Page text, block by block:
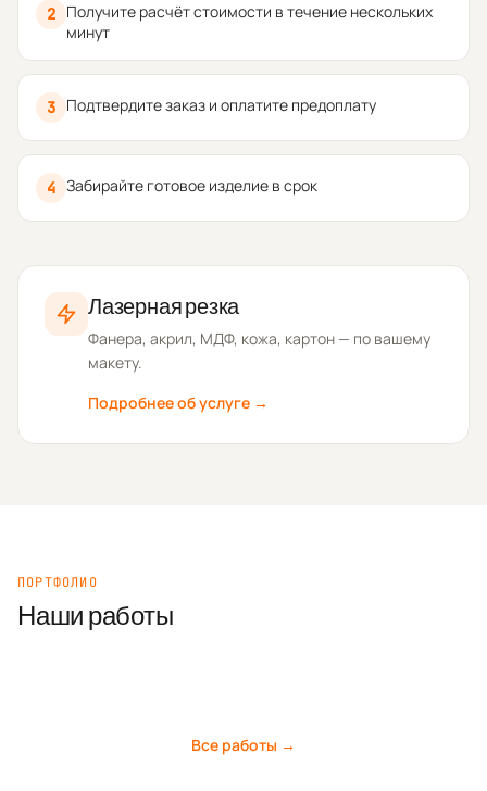
2
Получите расчёт стоимости в течение нескольких
минут
3 Подтвердите заказ и оплатите предоплату
4 Забирайте готовое изделие в срок
Лазерная резка
Фанера, акрил, МДФ, кожа, картон — по вашему
макету.
Подробнее об услуге →
ПОРТФОЛИО
Наши работы
Все работы →